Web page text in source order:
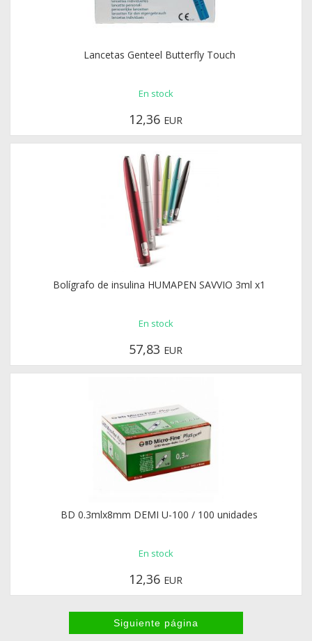
Lancetas Genteel Butterfly Touch
En stock
12,36 EUR
Bolígrafo de insulina HUMAPEN SAVVIO 3ml x1
En stock
57,83 EUR
BD 0.3mlx8mm DEMI U-100 / 100 unidades
En stock
12,36 EUR